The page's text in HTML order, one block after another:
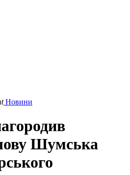
Новини
Шумська